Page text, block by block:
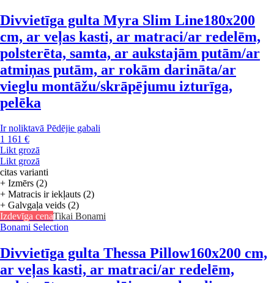
Divvietīga gulta Myra Slim Line180x200
cm, ar veļas kasti, ar matraci/ar redelēm,
polsterēta, samta, ar aukstajām putām/ar
atmiņas putām, ar rokām darināta/ar
vieglu montāžu/skrāpējumu izturīga,
pelēka
Ir noliktavā Pēdējie gabali
1 161 €
Likt grozā
Likt grozā
citas varianti
+ Izmērs (2)
+ Matracis ir iekļauts (2)
+ Galvgaļa veids (2)
Izdevīga cenaTikai Bonami
Bonami Selection
Divvietīga gulta Thessa Pillow160x200 cm,
ar veļas kasti, ar matraci/ar redelēm,